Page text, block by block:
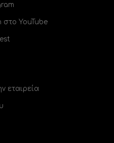
στο YouTube
εταιρεία